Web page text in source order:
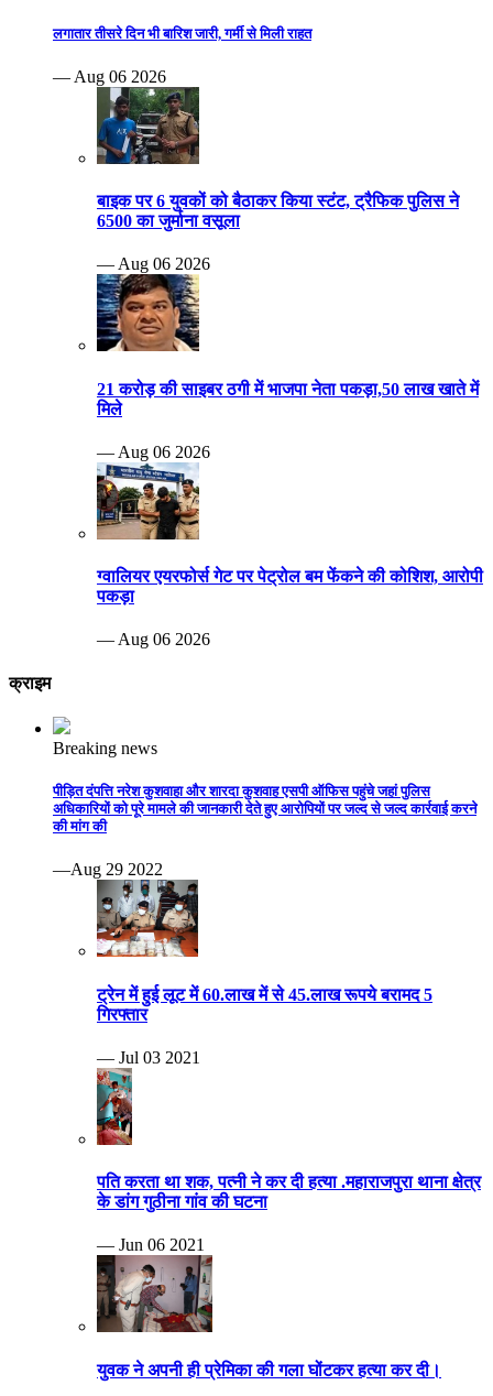
लगातार तीसरे दिन भी बारिश जारी, गर्मी से मिली राहत
— Aug 06 2026
बाइक पर 6 युवकों को बैठाकर किया स्टंट, ट्रैफिक पुलिस ने
6500 का जुर्माना वसूला
— Aug 06 2026
21 करोड़ की साइबर ठगी में भाजपा नेता पकड़ा,50 लाख खाते में
मिले
— Aug 06 2026
ग्वालियर एयरफोर्स गेट पर पेट्रोल बम फेंकने की कोशिश, आरोपी
पकड़ा
— Aug 06 2026
क्राइम
Breaking news
पीड़ित दंपत्ति नरेश कुशवाहा और शारदा कुशवाह एसपी ऑफिस पहुंचे जहां पुलिस
अधिकारियों को पूरे मामले की जानकारी देते हुए आरोपियों पर जल्द से जल्द कार्रवाई करने
की मांग की
—Aug 29 2022
ट्रेन में हुई लूट में 60.लाख में से 45.लाख रूपये बरामद 5
गिरफ्तार
— Jul 03 2021
पति करता था शक, पत्नी ने कर दी हत्या .महाराजपुरा थाना क्षेत्र
के डांग गुठीना गांव की घटना
— Jun 06 2021
युवक ने अपनी ही प्रेमिका की गला घोंटकर हत्या कर दी।